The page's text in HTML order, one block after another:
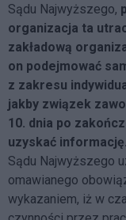
Sądu Najwyższego,
organizacja ta
zakładową
on podejmować
z zakresu
jakby związek
10. dnia po
uzyskać informację.
Sądu Najwyższego
omawianego
wykazaniem, iż w